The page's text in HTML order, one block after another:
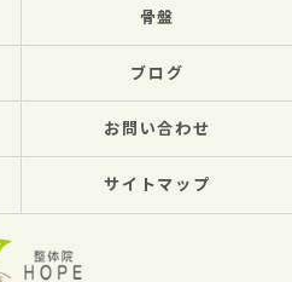
骨盤
ブログ
お問い合わせ
サイトマップ